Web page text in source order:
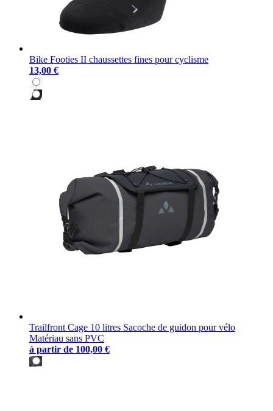
Bike Footies II chaussettes fines pour cyclisme
13,00 €
Trailfront Cage 10 litres Sacoche de guidon pour vélo
Matériau sans PVC
à partir de 100,00 €